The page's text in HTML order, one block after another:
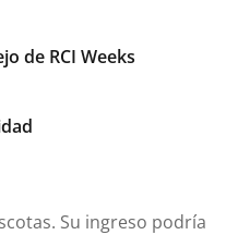
de RCI Weeks
Su ingreso podría